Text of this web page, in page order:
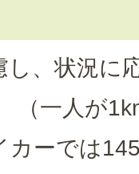
、状況に
（一人が
カーでは